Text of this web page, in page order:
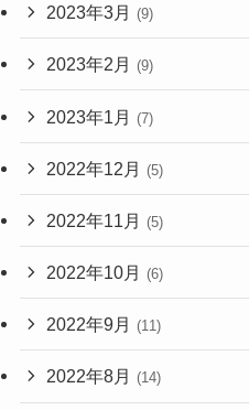
2023年3月 (9)
2023年2月 (9)
2023年1月 (7)
2022年12月 (5)
2022年11月 (5)
2022年10月 (6)
2022年9月 (11)
2022年8月 (14)